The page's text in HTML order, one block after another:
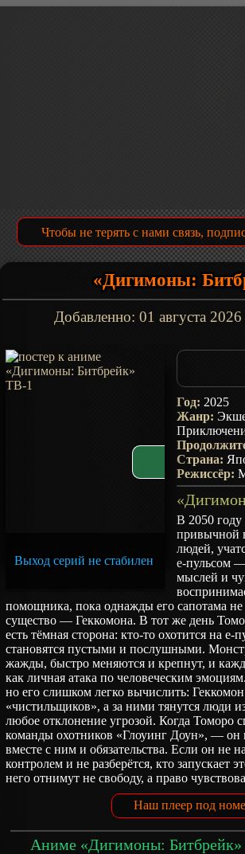
Чтобы не терять с нами связь,
«Дигимоны:
Добавленно: 01 августа 2026
Выход серий не стабилен
Год: 2025
Жанр:
Страна:
Режиссёр:
В 2050
привычной
людей,
e‑пульсом
мыслей и
помощника, пока однажды его сапотама не
существо — Геккомона. В тот же день
есть тёмная сторона: кто‑то охотится на
становятся пустыми и послушными.
жажды, быстро меняются и крепнут, и
как личная атака по человеческим
но его слишком легко вычислить:
«чистильщиков», а за ними тянутся люди
любое отклонение угрозой. Когда Томоро
команды охотников «Глоуинг Доун», — он
вместе с ним и обязательства. Если он не
контролем и не разберётся, кто запускает
него отнимут не свободу, а право
Наш плеер под
Аниме «Дигимоны: Битбрейк»